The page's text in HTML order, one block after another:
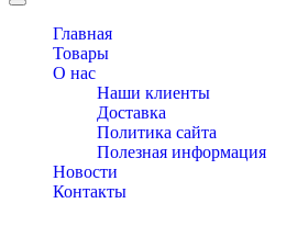
Toggle
navigationГлавная
Товары
О нас
Наши клиенты
Доставка
Политика сайта
Полезная информация
Новости
Контакты